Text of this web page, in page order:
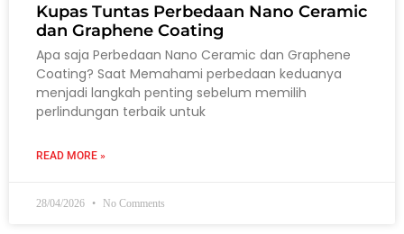
Kupas Tuntas Perbedaan Nano Ceramic
dan Graphene Coating
Apa saja Perbedaan Nano Ceramic dan Graphene
Coating? Saat Memahami perbedaan keduanya
menjadi langkah penting sebelum memilih
perlindungan terbaik untuk
READ MORE »
28/04/2026 No Comments